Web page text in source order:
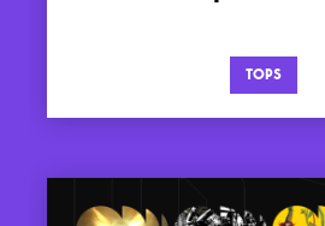
TOPS